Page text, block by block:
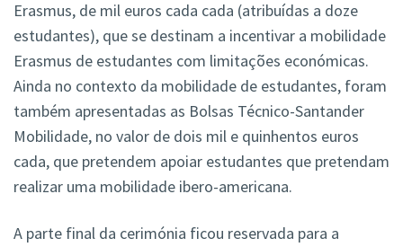
Erasmus, de mil euros cada cada (atribuídas a doze
estudantes), que se destinam a incentivar a mobilidade
Erasmus de estudantes com limitações económicas.
Ainda no contexto da mobilidade de estudantes, foram
também apresentadas as Bolsas Técnico-Santander
Mobilidade, no valor de dois mil e quinhentos euros
cada, que pretendem apoiar estudantes que pretendam
realizar uma mobilidade ibero-americana.
A parte final da cerimónia ficou reservada para a